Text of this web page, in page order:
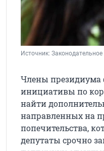
Источник:
Члены президиума
инициативы по
найти
направленных на
попечительства,
депутаты срочно